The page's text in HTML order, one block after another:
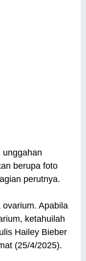
unggahan
berupa foto
perutnya.
ovarium. Apabila
ketahuilah
Hailey Bieber
(25/4/2025).